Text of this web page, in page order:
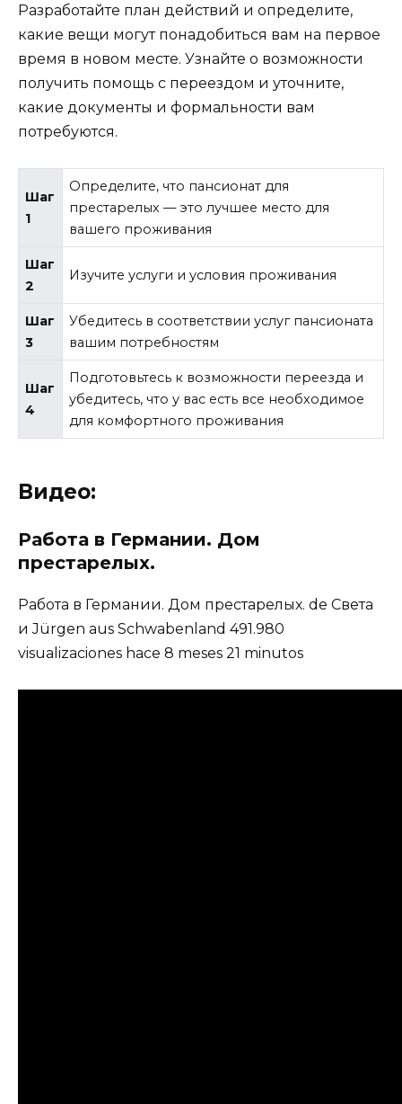
Разработайте план действий и определите,
какие вещи могут понадобиться вам на первое
время в новом месте. Узнайте о возможности
получить помощь с переездом и уточните,
какие документы и формальности вам
потребуются.
Шаг
1
Определите, что пансионат для
престарелых — это лучшее место для
вашего проживания
Шаг
2
Изучите услуги и условия проживания
Шаг
3
Убедитесь в соответствии услуг пансионата
вашим потребностям
Шаг
4
Подготовьтесь к возможности переезда и
убедитесь, что у вас есть все необходимое
для комфортного проживания
Видео:
Работа в Германии. Дом
престарелых.
Работа в Германии. Дом престарелых. de Света
и Jürgen aus Schwabenland 491.980
visualizaciones hace 8 meses 21 minutos